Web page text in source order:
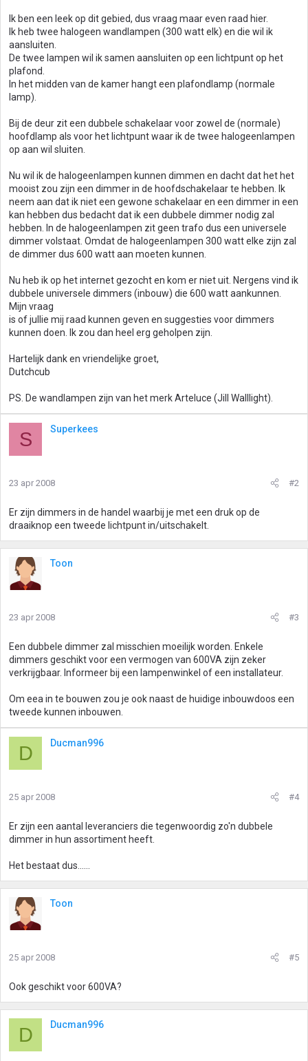
Ik ben een leek op dit gebied, dus vraag maar even raad hier.
Ik heb twee halogeen wandlampen (300 watt elk) en die wil ik
aansluiten.
De twee lampen wil ik samen aansluiten op een lichtpunt op het
plafond.
In het midden van de kamer hangt een plafondlamp (normale
lamp).
Bij de deur zit een dubbele schakelaar voor zowel de (normale)
hoofdlamp als voor het lichtpunt waar ik de twee halogeenlampen
op aan wil sluiten.
Nu wil ik de halogeenlampen kunnen dimmen en dacht dat het het
mooist zou zijn een dimmer in de hoofdschakelaar te hebben. Ik
neem aan dat ik niet een gewone schakelaar en een dimmer in een
kan hebben dus bedacht dat ik een dubbele dimmer nodig zal
hebben. In de halogeenlampen zit geen trafo dus een universele
dimmer volstaat. Omdat de halogeenlampen 300 watt elke zijn zal
de dimmer dus 600 watt aan moeten kunnen.
Nu heb ik op het internet gezocht en kom er niet uit. Nergens vind ik
dubbele universele dimmers (inbouw) die 600 watt aankunnen.
Mijn vraag
is of jullie mij raad kunnen geven en suggesties voor dimmers
kunnen doen. Ik zou dan heel erg geholpen zijn.
Hartelijk dank en vriendelijke groet,
Dutchcub
PS. De wandlampen zijn van het merk Arteluce (Jill Walllight).
S Superkees
23 apr 2008 #2
Er zijn dimmers in de handel waarbij je met een druk op de
draaiknop een tweede lichtpunt in/uitschakelt.
Toon
23 apr 2008 #3
Een dubbele dimmer zal misschien moeilijk worden. Enkele
dimmers geschikt voor een vermogen van 600VA zijn zeker
verkrijgbaar. Informeer bij een lampenwinkel of een installateur.
Om eea in te bouwen zou je ook naast de huidige inbouwdoos een
tweede kunnen inbouwen.
D Ducman996
25 apr 2008 #4
Er zijn een aantal leveranciers die tegenwoordig zo'n dubbele
dimmer in hun assortiment heeft.
Het bestaat dus......
Toon
25 apr 2008 #5
Ook geschikt voor 600VA?
D Ducman996